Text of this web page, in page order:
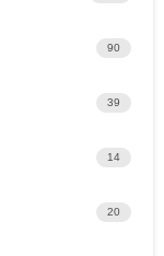
90
39
14
20